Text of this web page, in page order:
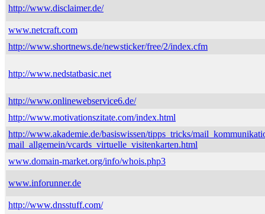
http://www.disclaimer.de/
www.netcraft.com
http://www.shortnews.de/newsticker/free/2/index.cfm
http://www.nedstatbasic.net
http://www.onlinewebservice6.de/
http://www.motivationszitate.com/index.html
http://www.akademie.de/basiswissen/tipps_tricks/
mail_allgemein/vcards_virtuelle_visitenkarten.html
www.domain-market.org/info/whois.php3
www.inforunner.de
http://www.dnsstuff.com/